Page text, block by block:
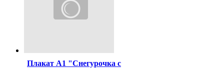
Плакат А1 "Снегурочка с